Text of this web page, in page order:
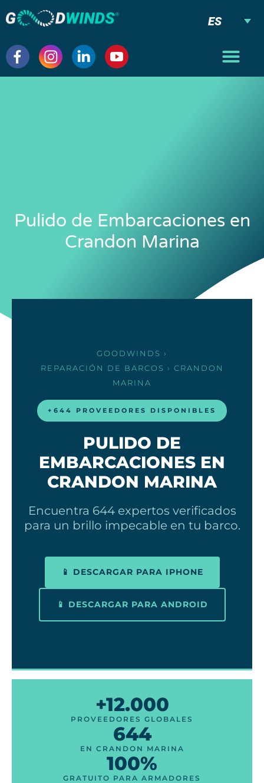
ES
Pulido de Embarcaciones en
Crandon Marina
GOODWINDS ›
REPARACIÓN DE BARCOS › CRANDON
MARINA
+644 PROVEEDORES DISPONIBLES
PULIDO DE
EMBARCACIONES EN
CRANDON MARINA
Encuentra 644 expertos verificados
para un brillo impecable en tu barco.
📱 DESCARGAR PARA IPHONE
📱 DESCARGAR PARA ANDROID
+12.000
PROVEEDORES GLOBALES
644
EN CRANDON MARINA
100%
GRATUITO PARA ARMADORES